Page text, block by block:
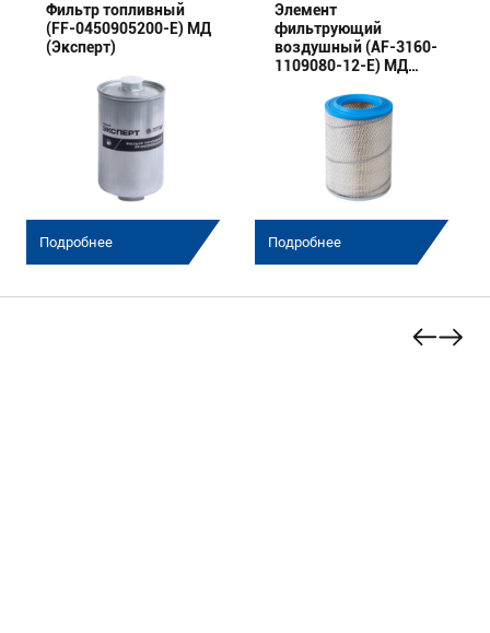
Фильтр топливный
(FF-0450905200-E) МД
(Эксперт)
Подробнее
Элемент
фильтрующий
воздушный (AF-3160-
1109080-12-E) МД
Подробнее